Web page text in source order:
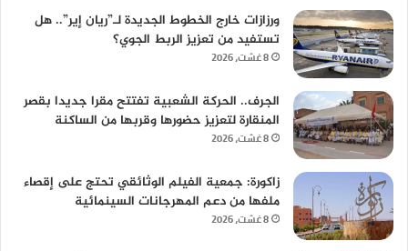
ورزازات خارج الخطوط الجديدة لـ”ريان إير”.. هل
تستفيد من تعزيز الربط الجوي؟
8 غشت، 2026
الجرف.. الحركة الشعبية تفتتح مقرا جديدا بقصر
المنقارة لتعزيز حضورها وقربها من الساكنة
8 غشت، 2026
زاكورة: جمعية الفيلم الوثائقي تحتج على إقصاء
ملفها من دعم المهرجانات السينمائية
8 غشت، 2026